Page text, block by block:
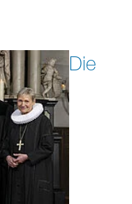
Die